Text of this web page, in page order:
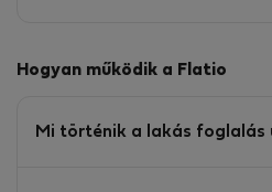
Hogyan működik a Flatio
Mi történik a lakás foglalás